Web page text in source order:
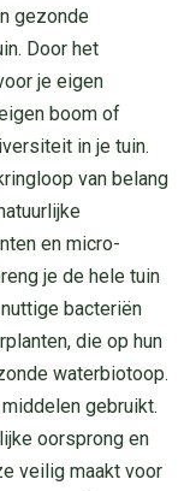
gezonde
Door het
je eigen
boom of
in je tuin.
van belang
en micro-
je de hele tuin
bacteriën
die op hun
waterbiotoop.
gebruikt.
oorsprong en
veilig maakt voor